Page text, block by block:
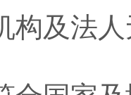
及法人